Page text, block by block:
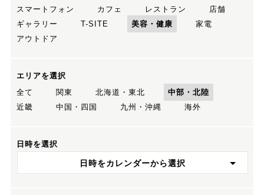
スマートフォン
カフェ レストラン
店舗
ギャラリー
T-SITE 美容・健康
家電
アウトドア
エリアを選択
全て
関東 北海道・東北
中部・北陸
近畿
中国・四国 九州・沖縄 海外
日時を選択
日時をカレンダーから選択